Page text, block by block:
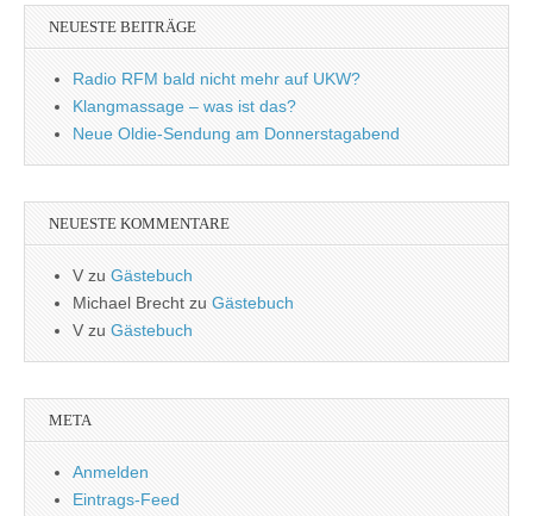
NEUESTE BEITRÄGE
Radio RFM bald nicht mehr auf UKW?
Klangmassage – was ist das?
Neue Oldie-Sendung am Donnerstagabend
NEUESTE KOMMENTARE
V zu Gästebuch
Michael Brecht zu Gästebuch
Vzu Gästebuch
META
Anmelden
Eintrags-Feed